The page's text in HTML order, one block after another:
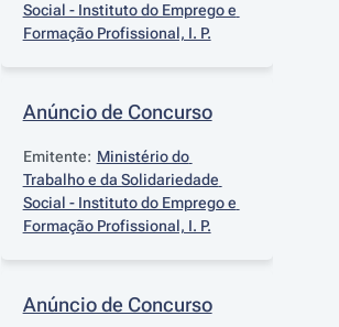
Social - Instituto do Emprego e
Formação Profissional, I. P.
Anúncio de Concurso
Emitente: Ministério do
Trabalho e da Solidariedade
Social - Instituto do Emprego e
Formação Profissional, I. P.
Anúncio de Concurso